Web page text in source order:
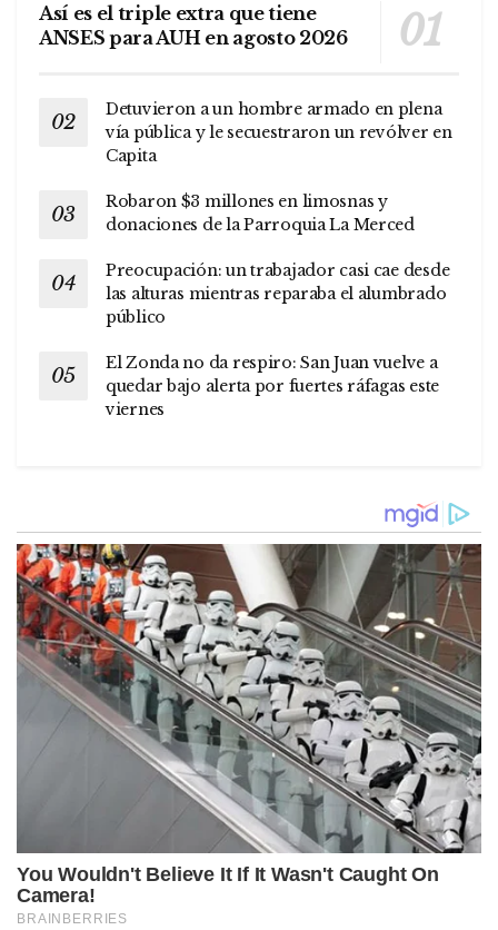
Así es el triple extra que tiene
ANSES para AUH en agosto 2026
Detuvieron a un hombre armado en plena
vía pública y le secuestraron un revólver en
Capita
Robaron $3 millones en limosnas y
donaciones de la Parroquia La Merced
Preocupación: un trabajador casi cae desde
las alturas mientras reparaba el alumbrado
público
El Zonda no da respiro: San Juan vuelve a
quedar bajo alerta por fuertes ráfagas este
viernes